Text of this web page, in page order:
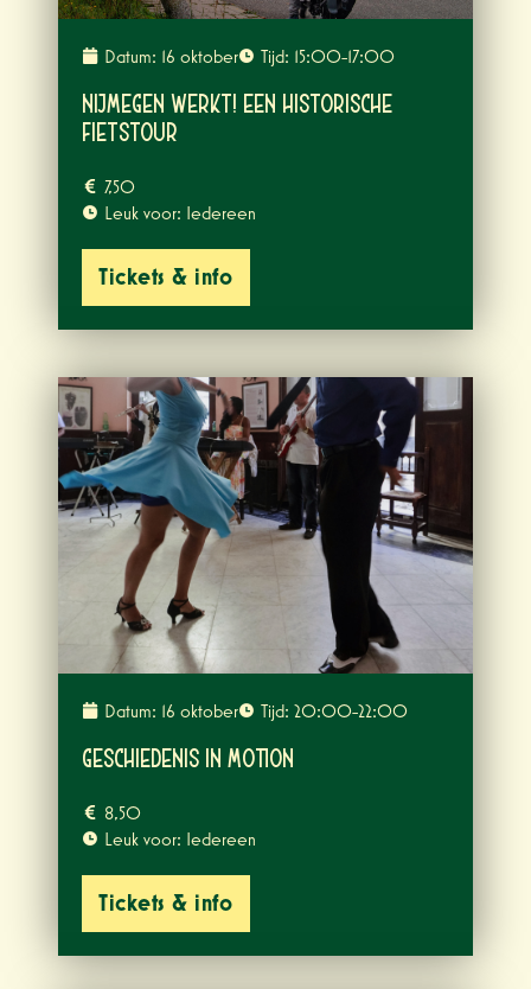
Datum: 16 oktober Tijd: 15:00-17:00
Nijmegen werkt! Een historische
Fietstour
7,50
Leuk voor: Iedereen
Tickets & info
Datum: 16 oktober Tijd: 20:00-22:00
Geschiedenis in Motion
8,50
Leuk voor: Iedereen
Tickets & info